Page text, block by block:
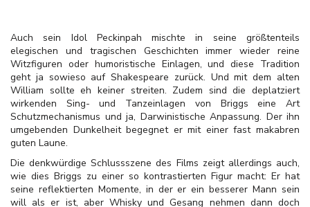
Auch sein Idol Peckinpah mischte in seine größtenteils
elegischen und tragischen Geschichten immer wieder reine
Witzfiguren oder humoristische Einlagen, und diese Tradition
geht ja sowieso auf Shakespeare zurück. Und mit dem alten
William sollte eh keiner streiten. Zudem sind die deplatziert
wirkenden Sing- und Tanzeinlagen von Briggs eine Art
Schutzmechanismus und ja, Darwinistische Anpassung. Der ihn
umgebenden Dunkelheit begegnet er mit einer fast makabren
guten Laune.
Die denkwürdige Schlussszene des Films zeigt allerdings auch,
wie dies Briggs zu einer so kontrastierten Figur macht: Er hat
seine reflektierten Momente, in der er ein besserer Mann sein
will als er ist, aber Whisky und Gesang nehmen dann doch